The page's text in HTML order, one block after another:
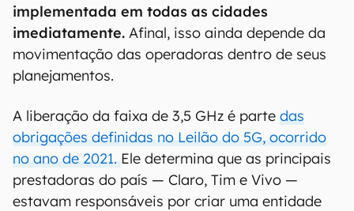
implementada em todas as cidades
imediatamente. Afinal, isso ainda depende da
movimentação das operadoras dentro de seus
planejamentos.
A liberação da faixa de 3,5 GHz é parte das
obrigações definidas no Leilão do 5G, ocorrido
no ano de 2021. Ele determina que as principais
prestadoras do país — Claro, Tim e Vivo —
estavam responsáveis por criar uma entidade